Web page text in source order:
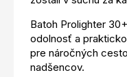
Batoh Prolighter
odolnosť a
pre náročných
nadšencov.